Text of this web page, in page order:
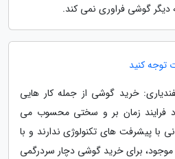
دیگر گوشی فراوری نمی کند.
توجه کنید
خرید گوشی از جمله کار هایی
فرایند زمان بر و سختی محسوب می
با پیشرفت های تکنولوژی ندارند و با
موجود، برای خرید گوشی دچار سردرگمی